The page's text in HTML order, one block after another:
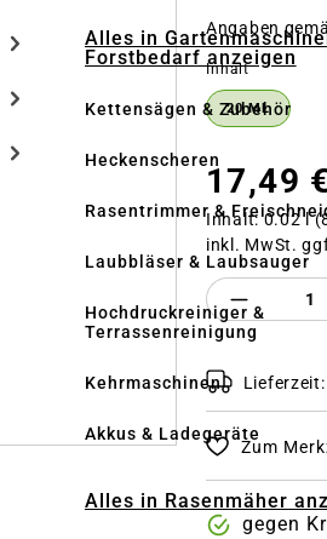
Alles in
Forstbedarf anzeigen
Kettensägen & Zubehör
Heckenscheren
Rasentrimmer &
Laubbläser & Laubsauger
Hochdruckreiniger &
Terrassenreinigung
Kehrmaschinen
Akkus & Ladegeräte
Alles in Rasenmäher
Angaben
Inhaltauswählen
20 ML
17,49 €
Inhalt:0.02 l
inkl. MwSt.
Produkt
Zum
gegen